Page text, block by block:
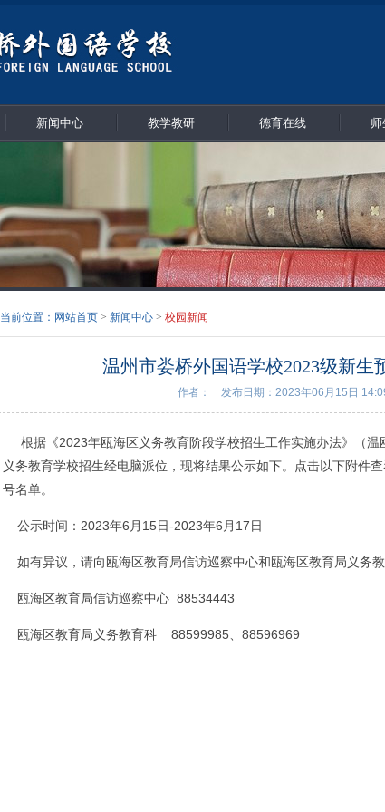
新闻中心 教学教研 德育在线
当前位置： 网站首页 > 新闻中心 > 校园新闻
温州市娄桥外国语学校2023级新生
作者： 发布日期：2023年06月15日
根据《2023年瓯海区义务教育阶段学校招生工作实施办法》（温
义务教育学校招生经电脑派位，现将结果公示如下。点击以下附件
号名单。
公示时间：2023年6月15日-2023年6月17日
如有异议，请向瓯海区教育局信访巡察中心和瓯海区教育局义务教
瓯海区教育局信访巡察中心 88534443
瓯海区教育局义务教育科 88599985、88596969